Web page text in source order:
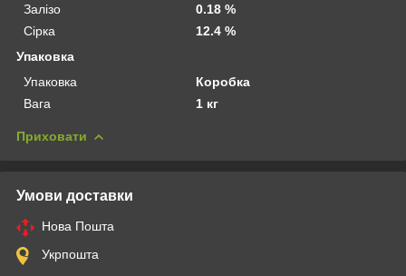
Залізо
0.18 %
Сірка
12.4 %
Упаковка
Упаковка
Коробка
Вага
1 кг
Приховати
Умови доставки
Нова Пошта
Укрпошта